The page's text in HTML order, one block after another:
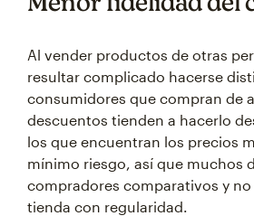
Al vender productos de otras
resultar complicado hacerse
consumidores que compran de
descuentos tienden a hacerlo
los que encuentran los precios
mínimo riesgo, así que muchos
compradores comparativos y
tienda con regularidad.